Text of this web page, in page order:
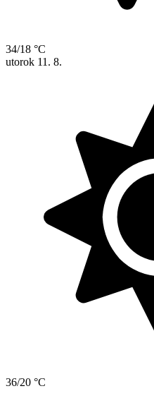
34/18 °C
utorok 11. 8.
36/20 °C